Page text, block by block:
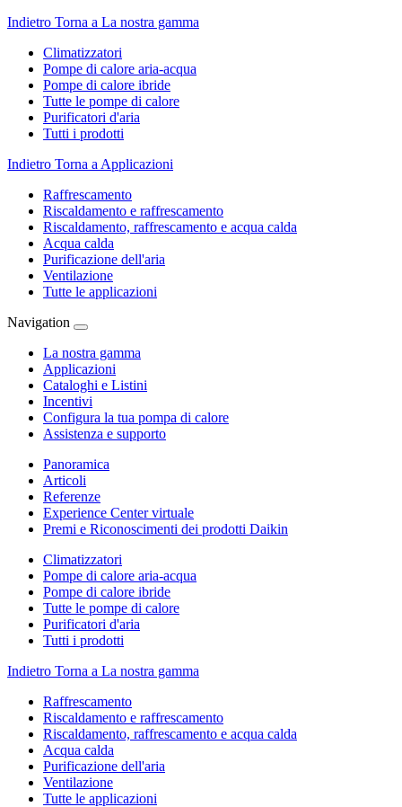
Indietro Torna a La nostra gamma
Climatizzatori
Pompe di calore aria-acqua
Pompe di calore ibride
Tutte le pompe di calore
Purificatori d'aria
Tutti i prodotti
Indietro Torna a Applicazioni
Raffrescamento
Riscaldamento e raffrescamento
Riscaldamento, raffrescamento e acqua calda
Acqua calda
Purificazione dell'aria
Ventilazione
Tutte le applicazioni
Navigation
La nostra gamma
Applicazioni
Cataloghi e Listini
Incentivi
Configura la tua pompa di calore
Assistenza e supporto
Panoramica
Articoli
Referenze
Experience Center virtuale
Premi e Riconoscimenti dei prodotti Daikin
Climatizzatori
Pompe di calore aria-acqua
Pompe di calore ibride
Tutte le pompe di calore
Purificatori d'aria
Tutti i prodotti
Indietro Torna a La nostra gamma
Raffrescamento
Riscaldamento e raffrescamento
Riscaldamento, raffrescamento e acqua calda
Acqua calda
Purificazione dell'aria
Ventilazione
Tutte le applicazioni